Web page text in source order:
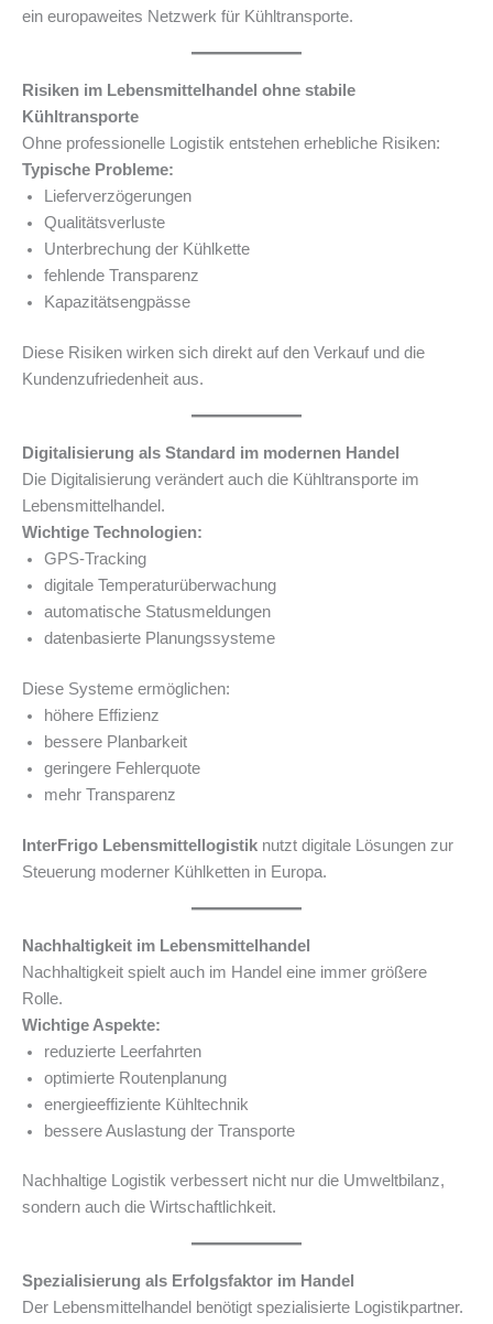
ein europaweites Netzwerk für Kühltransporte.
Risiken im Lebensmittelhandel ohne stabile
Kühltransporte
Ohne professionelle Logistik entstehen erhebliche Risiken:
Typische Probleme:
Lieferverzögerungen
Qualitätsverluste
Unterbrechung der Kühlkette
fehlende Transparenz
Kapazitätsengpässe
Diese Risiken wirken sich direkt auf den Verkauf und die
Kundenzufriedenheit aus.
Digitalisierung als Standard im modernen Handel
Die Digitalisierung verändert auch die Kühltransporte im
Lebensmittelhandel.
Wichtige Technologien:
GPS-Tracking
digitale Temperaturüberwachung
automatische Statusmeldungen
datenbasierte Planungssysteme
Diese Systeme ermöglichen:
höhere Effizienz
bessere Planbarkeit
geringere Fehlerquote
mehr Transparenz
InterFrigo Lebensmittellogistik nutzt digitale Lösungen zur
Steuerung moderner Kühlketten in Europa.
Nachhaltigkeit im Lebensmittelhandel
Nachhaltigkeit spielt auch im Handel eine immer größere
Rolle.
Wichtige Aspekte:
reduzierte Leerfahrten
optimierte Routenplanung
energieeffiziente Kühltechnik
bessere Auslastung der Transporte
Nachhaltige Logistik verbessert nicht nur die Umweltbilanz,
sondern auch die Wirtschaftlichkeit.
Spezialisierung als Erfolgsfaktor im Handel
Der Lebensmittelhandel benötigt spezialisierte Logistikpartner.